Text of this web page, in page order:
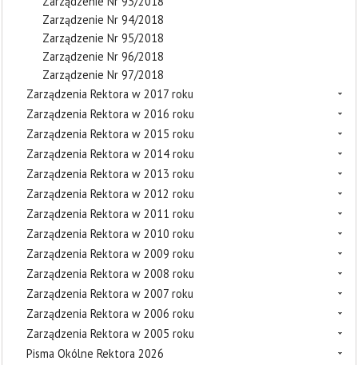
Zarządzenie Nr 94/2018
Zarządzenie Nr 95/2018
Zarządzenie Nr 96/2018
Zarządzenie Nr 97/2018
Zarządzenia Rektora w 2017 roku
Zarządzenia Rektora w 2016 roku
Zarządzenia Rektora w 2015 roku
Zarządzenia Rektora w 2014 roku
Zarządzenia Rektora w 2013 roku
Zarządzenia Rektora w 2012 roku
Zarządzenia Rektora w 2011 roku
Zarządzenia Rektora w 2010 roku
Zarządzenia Rektora w 2009 roku
Zarządzenia Rektora w 2008 roku
Zarządzenia Rektora w 2007 roku
Zarządzenia Rektora w 2006 roku
Zarządzenia Rektora w 2005 roku
Pisma Okólne Rektora 2026